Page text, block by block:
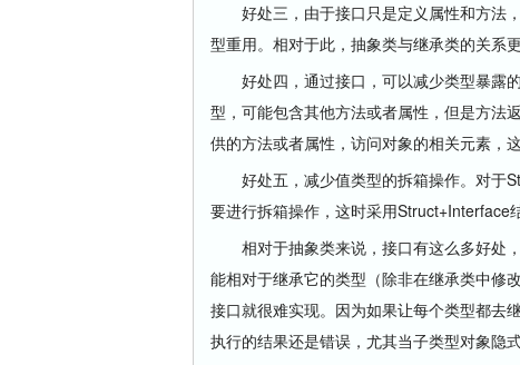
好处三，由于接口只是定义属性和方法
型重用。相对于此，抽象类与继承类的关系更
好处四，通过接口，可以减少类型暴露
型，可能包含其他方法或者属性，但是方法
供的方法或者属性，访问对象的相关元素，
好处五，减少值类型的拆箱操作。对于
要进行拆箱操作，这时采用Struct+Interface
相对于抽象类来说，接口有这么多好处，
能相对于继承它的类型（除非在继承类中修
接口就很难实现。因为如果让每个类型都去
执行的结果还是错误，尤其当子类型对象隐